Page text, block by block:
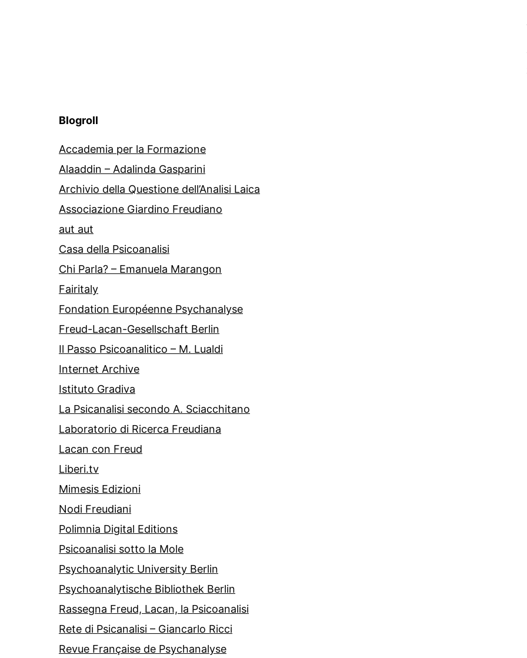
Blogroll
Accademia per la Formazione
Alaaddin – Adalinda Gasparini
Archivio della Questione dell’Analisi Laica
Associazione Giardino Freudiano
aut aut
Casa della Psicoanalisi
Chi Parla? – Emanuela Marangon
Fairitaly
Fondation Européenne Psychanalyse
Freud-Lacan-Gesellschaft Berlin
Il Passo Psicoanalitico – M. Lualdi
Internet Archive
Istituto Gradiva
La Psicanalisi secondo A. Sciacchitano
Laboratorio di Ricerca Freudiana
Lacan con Freud
Liberi.tv
Mimesis Edizioni
Nodi Freudiani
Polimnia Digital Editions
Psicoanalisi sotto la Mole
Psychoanalytic University Berlin
Psychoanalytische Bibliothek Berlin
Rassegna Freud, Lacan, la Psicoanalisi
Rete di Psicanalisi – Giancarlo Ricci
Revue Française de Psychanalyse